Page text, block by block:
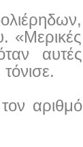
«Μερικές
αυτές
αριθμό